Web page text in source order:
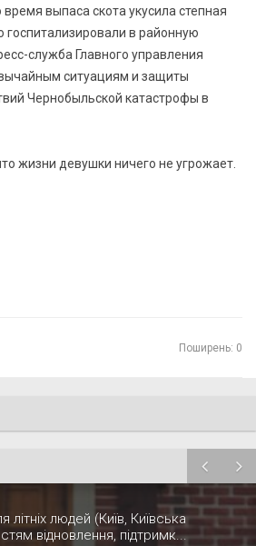
выпаса скота укусила степная
в районную
служба Главного управления
ситуациям и защиты
Чернобыльской катастрофы в
жизни девушки ничего не угрожает.
Поширень: 0
літніх людей (Київ, Київська
відновлення, підтримк...